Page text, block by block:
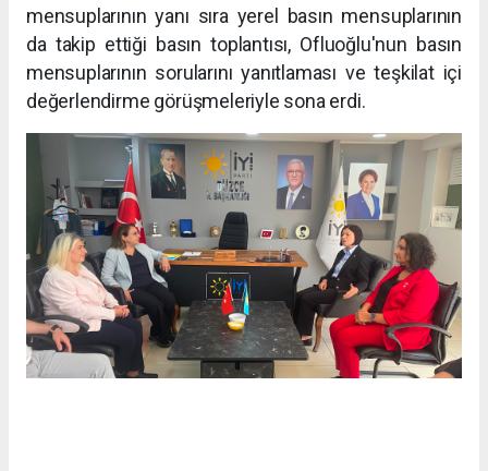
mensuplarının yanı sıra yerel basın mensuplarının
da takip ettiği basın toplantısı, Ofluoğlu'nun basın
mensuplarının sorularını yanıtlaması ve teşkilat içi
değerlendirme görüşmeleriyle sona erdi.